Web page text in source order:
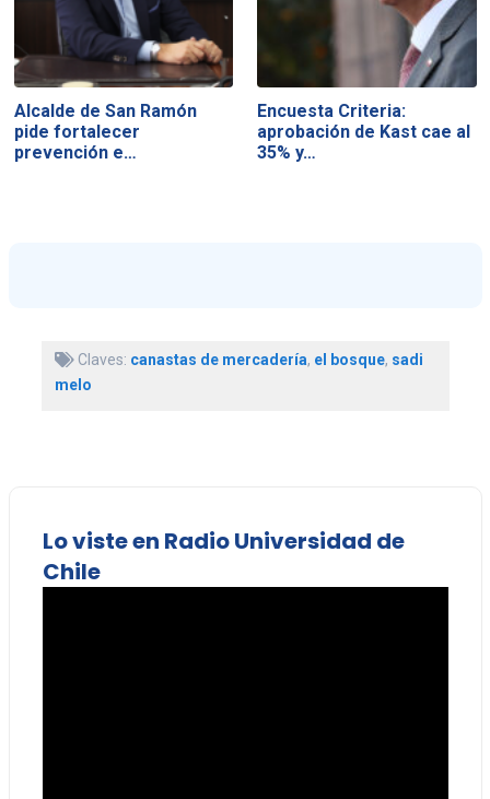
Alcalde de San Ramón
pide fortalecer
prevención e…
Encuesta Criteria:
aprobación de Kast cae al
35% y…
Claves: canastas de mercadería, el bosque, sadi
melo
Lo viste en Radio Universidad de
Chile